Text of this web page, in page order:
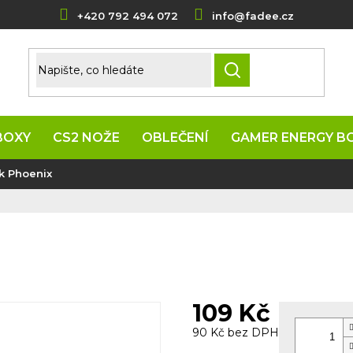
+420 792 494 072 info@fadee.cz
HLEDAT
CS2 NOŽE OBLEČENÍ GAMER ENERGY
Phoenix
109 Kč
90 Kč bez DPH